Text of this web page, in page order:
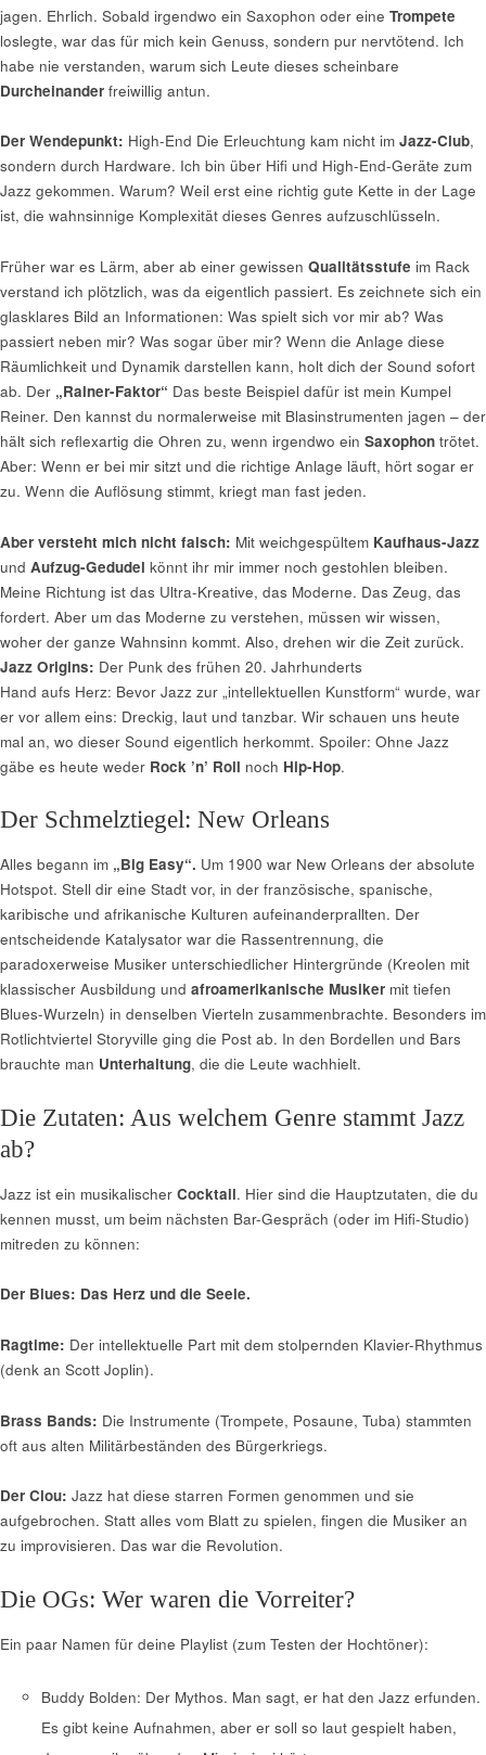
jagen. Ehrlich. Sobald irgendwo ein Saxophon oder eine Trompete
loslegte, war das für mich kein Genuss, sondern pur nervtötend. Ich
habe nie verstanden, warum sich Leute dieses scheinbare
Durcheinander freiwillig antun.
Der Wendepunkt: High-End Die Erleuchtung kam nicht im Jazz-Club,
sondern durch Hardware. Ich bin über Hifi und High-End-Geräte zum
Jazz gekommen. Warum? Weil erst eine richtig gute Kette in der Lage
ist, die wahnsinnige Komplexität dieses Genres aufzuschlüsseln.
Früher war es Lärm, aber ab einer gewissen Qualitätsstufe im Rack
verstand ich plötzlich, was da eigentlich passiert. Es zeichnete sich ein
glasklares Bild an Informationen: Was spielt sich vor mir ab? Was
passiert neben mir? Was sogar über mir? Wenn die Anlage diese
Räumlichkeit und Dynamik darstellen kann, holt dich der Sound sofort
ab. Der „Rainer-Faktor“ Das beste Beispiel dafür ist mein Kumpel
Reiner. Den kannst du normalerweise mit Blasinstrumenten jagen – der
hält sich reflexartig die Ohren zu, wenn irgendwo ein Saxophon trötet.
Aber: Wenn er bei mir sitzt und die richtige Anlage läuft, hört sogar er
zu. Wenn die Auflösung stimmt, kriegt man fast jeden.
Aber versteht mich nicht falsch: Mit weichgespültem Kaufhaus-Jazz
und Aufzug-Gedudel könnt ihr mir immer noch gestohlen bleiben.
Meine Richtung ist das Ultra-Kreative, das Moderne. Das Zeug, das
fordert. Aber um das Moderne zu verstehen, müssen wir wissen,
woher der ganze Wahnsinn kommt. Also, drehen wir die Zeit zurück.
Jazz Origins: Der Punk des frühen 20. Jahrhunderts
Hand aufs Herz: Bevor Jazz zur „intellektuellen Kunstform“ wurde, war
er vor allem eins: Dreckig, laut und tanzbar. Wir schauen uns heute
mal an, wo dieser Sound eigentlich herkommt. Spoiler: Ohne Jazz
gäbe es heute weder Rock ’n’ Roll noch Hip-Hop.
Der Schmelztiegel: New Orleans
Alles begann im „Big Easy“. Um 1900 war New Orleans der absolute
Hotspot. Stell dir eine Stadt vor, in der französische, spanische,
karibische und afrikanische Kulturen aufeinanderprallten. Der
entscheidende Katalysator war die Rassentrennung, die
paradoxerweise Musiker unterschiedlicher Hintergründe (Kreolen mit
klassischer Ausbildung und afroamerikanische Musiker mit tiefen
Blues-Wurzeln) in denselben Vierteln zusammenbrachte. Besonders im
Rotlichtviertel Storyville ging die Post ab. In den Bordellen und Bars
brauchte man Unterhaltung, die die Leute wachhielt.
Die Zutaten: Aus welchem Genre stammt Jazz
ab?
Jazz ist ein musikalischer Cocktail. Hier sind die Hauptzutaten, die du
kennen musst, um beim nächsten Bar-Gespräch (oder im Hifi-Studio)
mitreden zu können:
Der Blues: Das Herz und die Seele.
Ragtime: Der intellektuelle Part mit dem stolpernden Klavier-Rhythmus
(denk an Scott Joplin).
Brass Bands: Die Instrumente (Trompete, Posaune, Tuba) stammten
oft aus alten Militärbeständen des Bürgerkriegs.
Der Clou: Jazz hat diese starren Formen genommen und sie
aufgebrochen. Statt alles vom Blatt zu spielen, fingen die Musiker an
zu improvisieren. Das war die Revolution.
Die OGs: Wer waren die Vorreiter?
Ein paar Namen für deine Playlist (zum Testen der Hochtöner):
Buddy Bolden: Der Mythos. Man sagt, er hat den Jazz erfunden.
Es gibt keine Aufnahmen, aber er soll so laut gespielt haben,